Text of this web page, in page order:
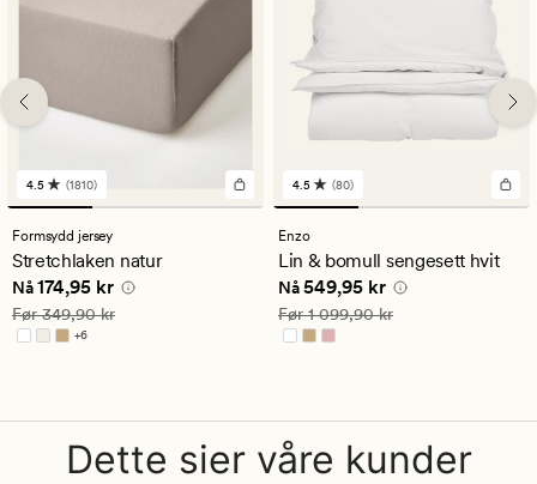
1810
anmeldelser
med
en
gjennomsnittlig
vurdering
på
4.5
4.5 (1810)
Formsydd jersey
Stretchlaken natur
Nåværende pris
Nå174,95 kr
Vanlig pris 349,90 kr
Før349,90 kr
+6
Tilgjengelig i flere farger
80
anmeldelser
med
en
gjennomsnittlig
vurdering
på
4.5
4.5 (80)
Enzo
Lin & bomull sengesett hvit
Nåværende pris
Nå549,95 kr
Vanlig pris 1 099,90 kr
Før1 099,90 kr
Dette sier våre kunder